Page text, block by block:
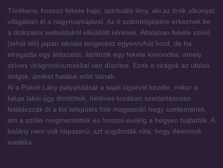
Törékeny, hosszú fekete hajú, spirituális lény, aki az örök alkonyat
világában él a nagymamájával. Az ő számítógépére érkeznek be
a titokzatos weboldalról elküldött kérések. Általában fekete színű
(tehát téli) japán iskolás tengerész egyenruhát hord, de ha
elragadja egy áldozatát, átöltözik egy fekete kimonóba, amely
színes virágmotívumokkal van díszítve. Ezek a virágok az utolsó
dolgok, amiket haláluk előtt látnak.
Ai a Pokoli Lány pályafutását a saját ügyével kezdte, mikor a
faluja lakói úgy döntöttek, hétéves korában szertartásosan
feláldozzák őt a kis település fölé magasodó hegy szellemének,
ám a szülei megmentették és hosszú évekig a hegyen bujtatták. A
kislány nem volt népszerű, azt sugdosták róla, hogy démonok
ivadéka.